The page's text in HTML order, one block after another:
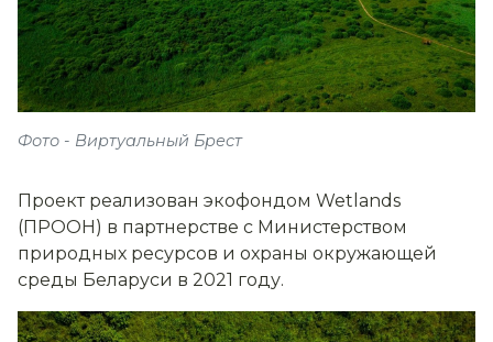
Фото - Виртуальный Брест
Проект реализован экофондом Wetlands
(ПРООН) в партнерстве с Министерством
природных ресурсов и охраны окружающей
среды Беларуси в 2021 году.